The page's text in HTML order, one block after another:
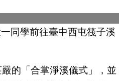
同學前往臺中西屯筏子溪
的「合掌淨溪儀式」，並